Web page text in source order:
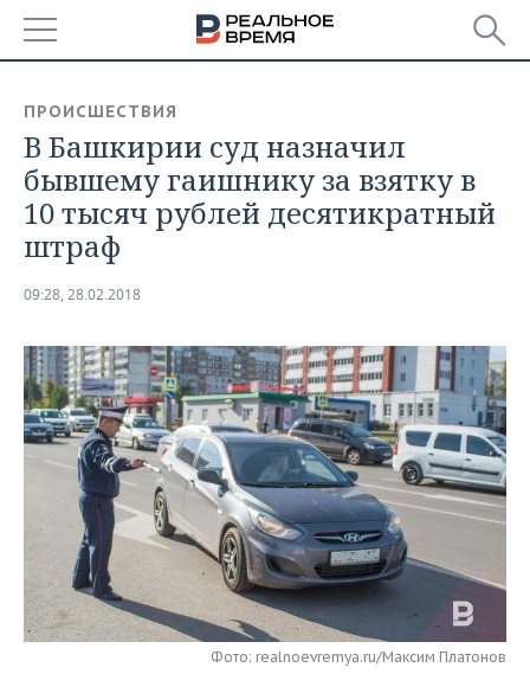
БАШКОРТОСТАН
ТАТАРСТАН
УДМУРТИЯ
НОВОСТИ
АНАЛИТИКА
НОВОСТИ АНАЛИТИКИ
ДЕКЛАРАЦИИ О ДОХОДАХ
КОРОЛИ ГОСЗАКАЗА ПФО
ВУЗЫ ТАТАРСТАНА
КОМУ ПРИНАДЛЕЖАТ
ТОРГОВЫЕ ЦЕНТРЫ
ТАТАРСТАНА
ЭКОНОМИКА
НОВОСТИ ЭКОНОМИКИ
ФИНАНСЫ
БАНКИ
БЮДЖЕТ
ИНВЕСТИЦИИ
ПРОМЫШЛЕННОСТЬ
НОВОСТИ
ПРОМЫШЛЕННОСТИ
АГРОПРОМ
МАШИНОСТРОЕНИЕ
НЕФТЕХИМИЯ
НЕФТЬ
ОПК
НЕДВИЖИМОСТЬ
НОВОСТИ НЕДВИЖИМОСТИ
АВТО
НОВОСТИ АВТО
БИЗНЕС
НОВОСТИ БИЗНЕСА
РОЗНИЧНАЯ ТОРГОВЛЯ
ТРАНСПОРТ
ТЕХНОЛОГИИ
НОВОСТИ ТЕХНОЛОГИЙ
IT
МЕРОПРИЯТИЯ
НОВОСТИ МЕРОПРИЯТИЙ
СПОРТ
ПРОИСШЕСТВИЯ
В Башкирии суд назначил
бывшему гаишнику за взятку в
10 тысяч рублей десятикратный
штраф
09:28, 28.02.2018
Фото: realnoevremya.ru/Максим Платонов